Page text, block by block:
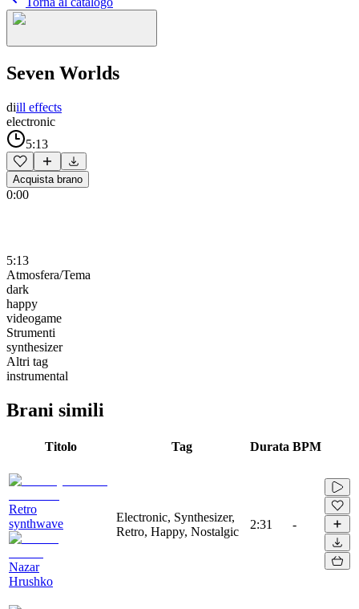
Seven Worlds
diill effects
electronic
5:13
Acquista brano
0:00
5:13
Atmosfera/Tema
dark
happy
videogame
Strumenti
synthesizer
Altri tag
instrumental
Brani simili
Titolo Tag Durata BPM
Retro
synthwave
Nazar
Hrushko
Electronic, Synthesizer,
Retro, Happy, Nostalgic
2:31 -